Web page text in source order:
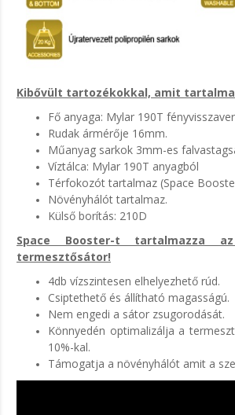
Kibővült tartozékokkal, amit
Fő anyaga: Mylar 190T
Rudak ármérője 16mm.
Műanyag sarkok 3mm-es
Víztálca: Mylar 190T anyagból
Térfokozót tartalmaz (Space
Növényhálót tartalmaz.
Külső borítás: 210D
Space Booster-t tartalmazza
termesztősátor!
4db vízszintesen elhelyezhető rúd.
Csiptethető és állítható magasságú.
Nem engedi a sátor zsugorodását.
Könnyedén optimalizálja a
10%-kal.
Támogatja a növényhálót amit a